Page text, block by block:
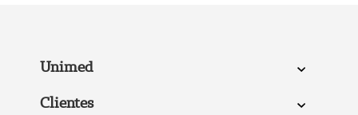
Unimed
Clientes